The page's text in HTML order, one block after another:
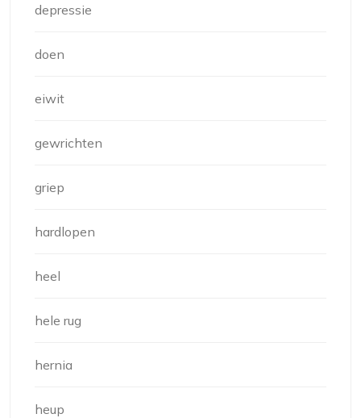
depressie
doen
eiwit
gewrichten
griep
hardlopen
heel
hele rug
hernia
heup